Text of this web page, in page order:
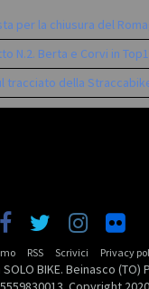
per la chiusura del
N.2. Berta e Corvi in
tracciato della
RSS Scrivici Privacy
BIKE. Beinasco (TO)